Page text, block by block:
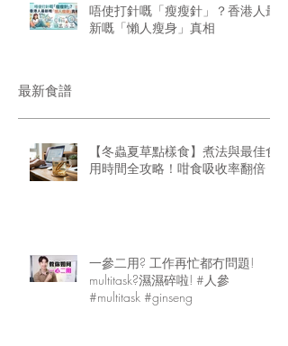
唔使打針嘅「瘦瘦針」？香港人最
新嘅「懶人瘦身」真相
最新食譜
【冬蟲夏草點樣食】煮法與最佳食
用時間全攻略！咁食吸收率翻倍
一參二用? 工作再忙都冇問題!
multitask?濕濕碎啦! #人參
#multitask #ginseng